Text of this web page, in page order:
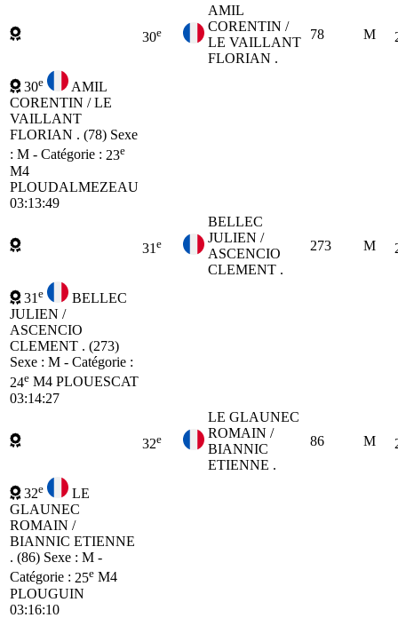
30e
AMIL
CORENTIN /
LE VAILLANT
FLORIAN .
78 M
30e
AMIL
CORENTIN / LE
VAILLANT
FLORIAN . (78) Sexe
: M - Catégorie : 23e
M4
PLOUDALMEZEAU
03:13:49
31 e
BELLEC
JULIEN /
ASCENCIO
CLEMENT .
273 M
31 e
BELLEC
JULIEN /
ASCENCIO
CLEMENT . (273)
Sexe : M - Catégorie :
24e M4 PLOUESCAT
03:14:27
32e
LE GLAUNEC
ROMAIN /
BIANNIC
ETIENNE .
86 M
32e
LE
GLAUNEC
ROMAIN /
BIANNIC ETIENNE
. (86) Sexe : M -
Catégorie : 25e M4
PLOUGUIN
03:16:10